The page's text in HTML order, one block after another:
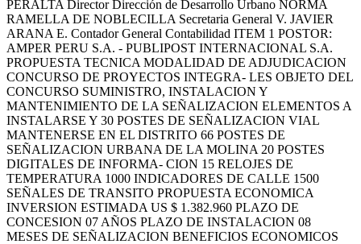
PERALTA Director Dirección de Desarrollo Urbano NORMA
RAMELLA DE NOBLECILLA Secretaria General V. JAVIER
ARANA E. Contador General Contabilidad ITEM 1 POSTOR:
AMPER PERU S.A. - PUBLIPOST INTERNACIONAL S.A.
PROPUESTA TECNICA MODALIDAD DE ADJUDICACION
CONCURSO DE PROYECTOS INTEGRA- LES OBJETO DEL
CONCURSO SUMINISTRO, INSTALACION Y
MANTENIMIENTO DE LA SEÑALIZACION ELEMENTOS A
INSTALARSE Y 30 POSTES DE SEÑALIZACION VIAL
MANTENERSE EN EL DISTRITO 66 POSTES DE
SEÑALIZACION URBANA DE LA MOLINA 20 POSTES
DIGITALES DE INFORMA- CION 15 RELOJES DE
TEMPERATURA 1000 INDICADORES DE CALLE 1500
SEÑALES DE TRANSITO PROPUESTA ECONOMICA
INVERSION ESTIMADA US $ 1.382.960 PLAZO DE
CONCESION 07 AÑOS PLAZO DE INSTALACION 08
MESES DE SEÑALIZACION BENEFICIOS ECONOMICOS